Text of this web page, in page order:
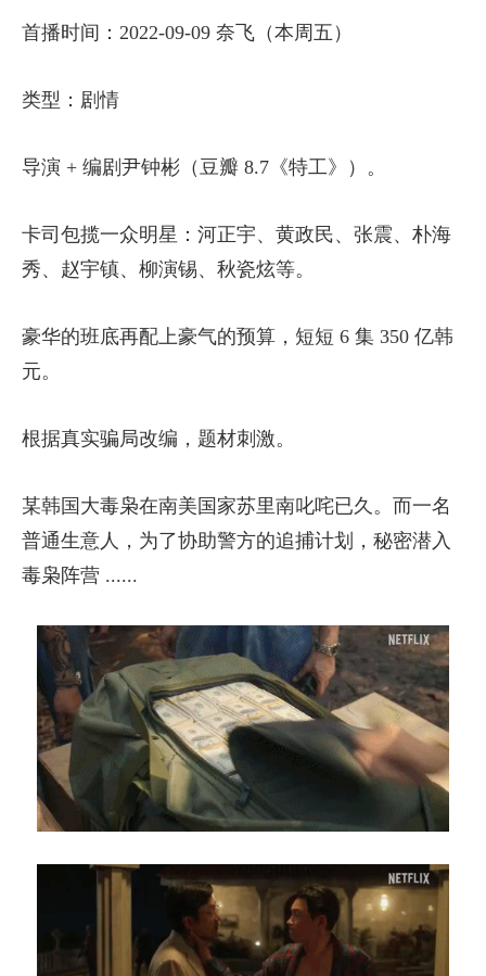
首播时间：2022-09-09 奈飞（本周五）
类型：剧情
导演 + 编剧尹钟彬（豆瓣 8.7《特工》）。
卡司包揽一众明星：河正宇、黄政民、张震、朴海
秀、赵宇镇、柳演锡、秋瓷炫等。
豪华的班底再配上豪气的预算，短短 6 集 350 亿韩
元。
根据真实骗局改编，题材刺激。
某韩国大毒枭在南美国家苏里南叱咤已久。而一名
普通生意人，为了协助警方的追捕计划，秘密潜入
毒枭阵营 ......